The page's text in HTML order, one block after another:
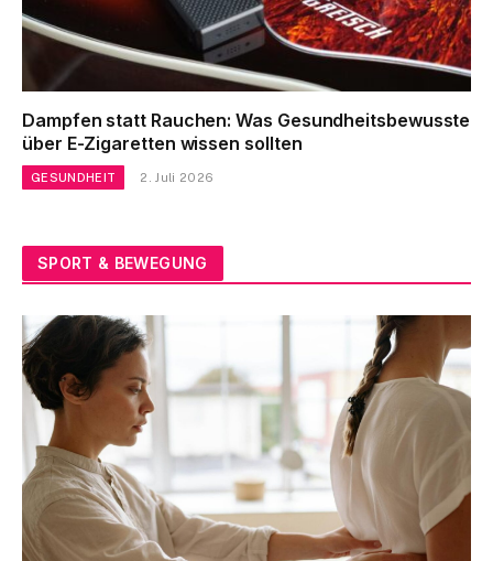
Dampfen statt Rauchen: Was Gesundheitsbewusste
über E-Zigaretten wissen sollten
GESUNDHEIT 2. Juli 2026
SPORT & BEWEGUNG